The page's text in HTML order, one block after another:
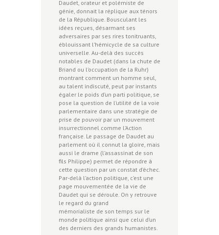
Daudet, orateur et polémiste de
génie, donnait la réplique aux ténors
de la République. Bousculant les
idées reçues, désarmant ses
adversaires par ses rires tonitruants,
éblouissant l’hémicycle de sa culture
universelle. Au-delà des succès
notables de Daudet (dans la chute de
Briand ou l’occupation de la Ruhr)
montrant comment un homme seul,
au talent indiscuté, peut par instants
égaler le poids d’un parti politique, se
pose la question de l’utilité de la voie
parlementaire dans une stratégie de
prise de pouvoir par un mouvement
insurrectionnel comme l’Action
française. Le passage de Daudet au
parlement où il connut la gloire, mais
aussi le drame (l’assassinat de son
fils Philippe) permet de répondre à
cette question par un constat d’échec.
Par-delà l’action politique, c’est une
page mouvementée de la vie de
Daudet qui se déroule. On y retrouve
le regard du grand
mémorialiste de son temps sur le
monde politique ainsi que celui d’un
des derniers des grands humanistes.